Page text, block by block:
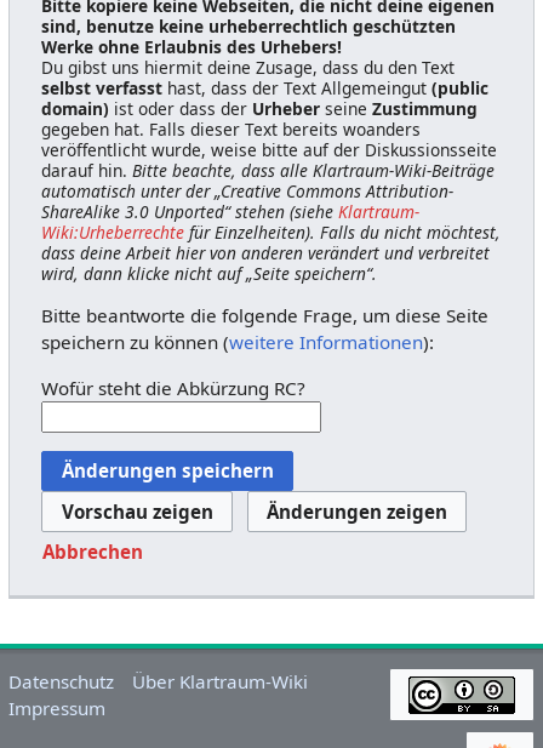
Bitte kopiere keine Webseiten, die nicht deine eigenen
sind, benutze keine urheberrechtlich geschützten
Werke ohne Erlaubnis des Urhebers!
Du gibst uns hiermit deine Zusage, dass du den Text
selbst verfasst hast, dass der Text Allgemeingut(public
domain) ist oder dass der Urheber seineZustimmung
gegeben hat. Falls dieser Text bereits woanders
veröffentlicht wurde, weise bitte auf der Diskussionsseite
darauf hin.Bitte beachte, dass alle Klartraum-Wiki-Beiträge
automatisch unter der „Creative Commons Attribution-
ShareAlike 3.0 Unported“ stehen (sieheKlartraum-
Wiki:Urheberrechte für Einzelheiten). Falls du nicht möchtest,
dass deine Arbeit hier von anderen verändert und verbreitet
wird, dann klicke nicht auf „Seite speichern“.
Bitte beantworte die folgende Frage, um diese Seite
speichern zu können (weitere Informationen):
Wofür steht die Abkürzung RC?
Abbrechen
Datenschutz
Über Klartraum-Wiki
Impressum